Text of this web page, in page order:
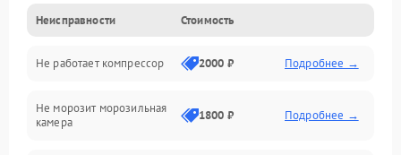
Механика
Электропитание
Дренаж
Неисправности Стоимость
Не работает компрессор 2000 ₽ Подробнее →
Не морозит морозильная
камера
1800 ₽ Подробнее →